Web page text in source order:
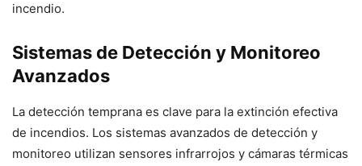
incendio.
Sistemas de Detección y Monitoreo
Avanzados
La detección temprana es clave para la extinción efectiva
de incendios. Los sistemas avanzados de detección y
monitoreo utilizan sensores infrarrojos y cámaras térmicas